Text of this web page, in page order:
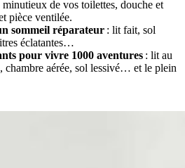
de vos toilettes, douche et
pièce ventilée.
sommeil réparateur : lit fait, sol
éclatantes…
pour vivre 1000 aventures : lit au
chambre aérée, sol lessivé… et le plein